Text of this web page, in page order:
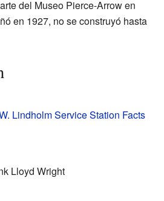
del Museo Pierce-Arrow en
en 1927, no se construyó hasta
Lindholm Service Station Facts
Lloyd Wright